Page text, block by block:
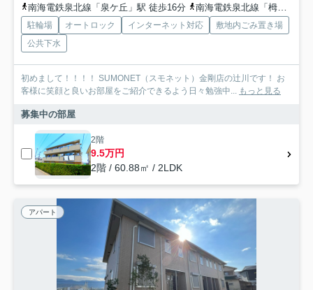
南海電鉄泉北線「泉ケ丘」駅 徒歩16分
南海電鉄泉北線「栂・美木多」駅 徒歩35分
駐輪場 オートロック インターネット対応
敷地内ごみ置き場
公共下水
初めまして！！！！ SUMONET（スモネット）金剛店の辻川です！ お
客様に笑顔と良いお部屋をご紹介できるよう日々勉強中...
もっと見る
募集中の部屋
2階
9.5万円
2階 / 60.88㎡ / 2LDK
アパート